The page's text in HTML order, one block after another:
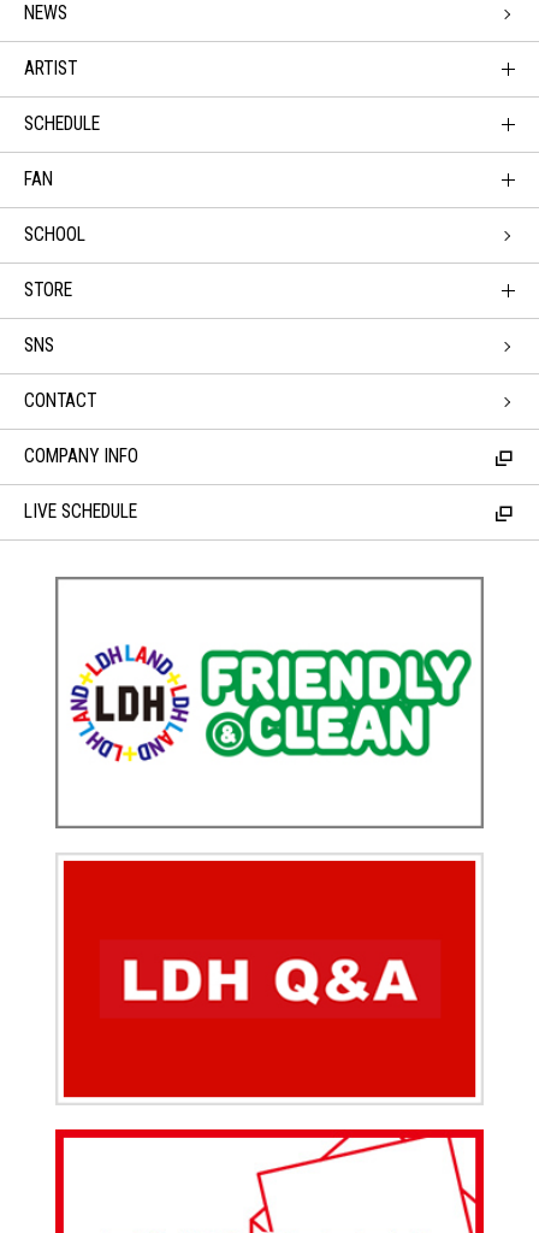
NEWS
ARTIST
SCHEDULE
FAN
SCHOOL
STORE
SNS
CONTACT
COMPANY INFO
LIVE SCHEDULE